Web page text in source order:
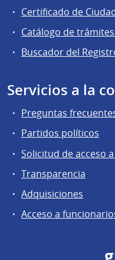
Certificado de
Catálogo de
Buscador del
Servicios a la
Preguntas
Partidos políticos
Solicitud de acceso
Transparencia
Adquisiciones
Acceso a